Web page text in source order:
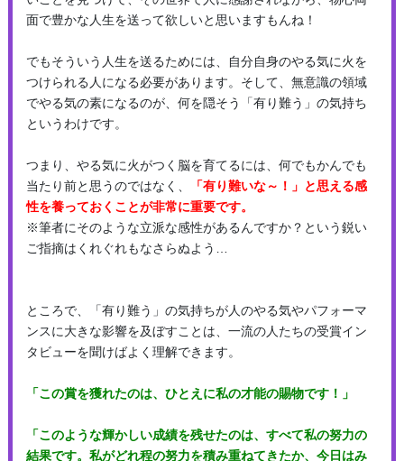
面で豊かな人生を送って欲しいと思いますもんね！
でもそういう人生を送るためには、自分自身のやる気に火を
つけられる人になる必要があります。そして、無意識の領域
でやる気の素になるのが、何を隠そう「有り難う」の気持ち
というわけです。
つまり、やる気に火がつく脳を育てるには、何でもかんでも
当たり前と思うのではなく、
「有り難いな～！」と思える感
性を養っておくことが非常に重要です。
※筆者にそのような立派な感性があるんですか？という鋭い
ご指摘はくれぐれもなさらぬよう…
ところで、「有り難う」の気持ちが人のやる気やパフォーマ
ンスに大きな影響を及ぼすことは、一流の人たちの受賞イン
タビューを聞けばよく理解できます。
「この賞を獲れたのは、ひとえに私の才能の賜物です！」
「このような輝かしい成績を残せたのは、すべて私の努力の
結果です。私がどれ程の努力を積み重ねてきたか、今日はみ